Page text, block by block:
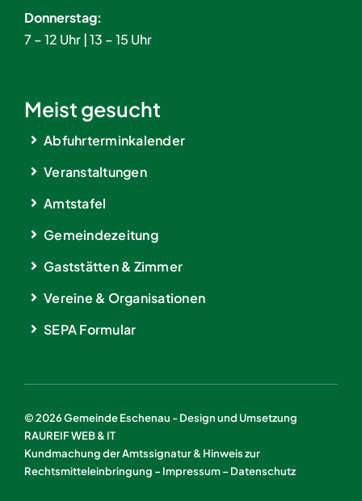
Donnerstag:
7 – 12 Uhr | 13 – 15 Uhr
Meist gesucht
Abfuhrterminkalender
Veranstaltungen
Amtstafel
Gemeindezeitung
Gaststätten & Zimmer
Vereine & Organisationen
SEPA Formular
© 2026 Gemeinde Eschenau - Design und Umsetzung
RAUREIF WEB & IT
Kundmachung der Amtssignatur & Hinweis zur
Rechtsmitteleinbringung – Impressum– Datenschutz